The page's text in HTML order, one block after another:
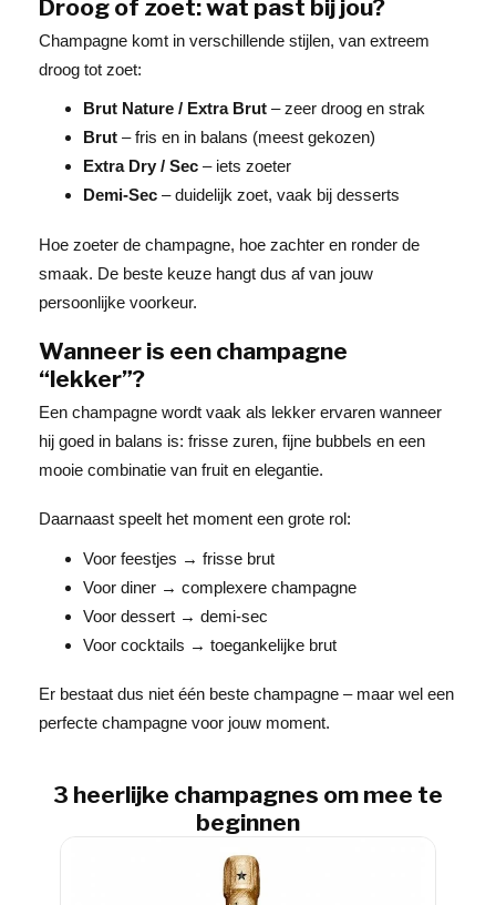
Droog of zoet: wat past bij jou?
Champagne komt in verschillende stijlen, van extreem
droog tot zoet:
Brut Nature / Extra Brut – zeer droog en strak
Brut – fris en in balans (meest gekozen)
Extra Dry / Sec – iets zoeter
Demi-Sec – duidelijk zoet, vaak bij desserts
Hoe zoeter de champagne, hoe zachter en ronder de
smaak. De beste keuze hangt dus af van jouw
persoonlijke voorkeur.
Wanneer is een champagne
“lekker”?
Een champagne wordt vaak als lekker ervaren wanneer
hij goed in balans is: frisse zuren, fijne bubbels en een
mooie combinatie van fruit en elegantie.
Daarnaast speelt het moment een grote rol:
Voor feestjes → frisse brut
Voor diner → complexere champagne
Voor dessert → demi-sec
Voor cocktails → toegankelijke brut
Er bestaat dus niet één beste champagne – maar wel een
perfecte champagne voor jouw moment.
3 heerlijke champagnes om mee te
beginnen